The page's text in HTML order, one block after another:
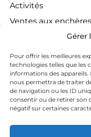
Gérer
Pour offrir les meilleures
technologies telles que les
informations des
nous permettra de traiter
de navigation ou les ID
consentir ou de retirer son
négatif sur certaines
Activités
Ventes aux enchères
Compétences
Jeux concours
Liens
Contact
Contactez-nous
huissiers@tapella-